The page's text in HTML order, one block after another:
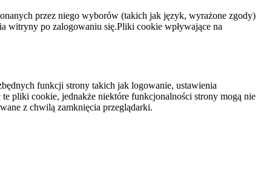
przez niego wyborów (takich jak język, wyrażone zgody)
witryny po zalogowaniu się.Pliki cookie wpływające na
funkcji strony takich jak logowanie, ustawienia
pliki cookie, jednakże niektóre funkcjonalności strony mogą nie
z chwilą zamknięcia przeglądarki.